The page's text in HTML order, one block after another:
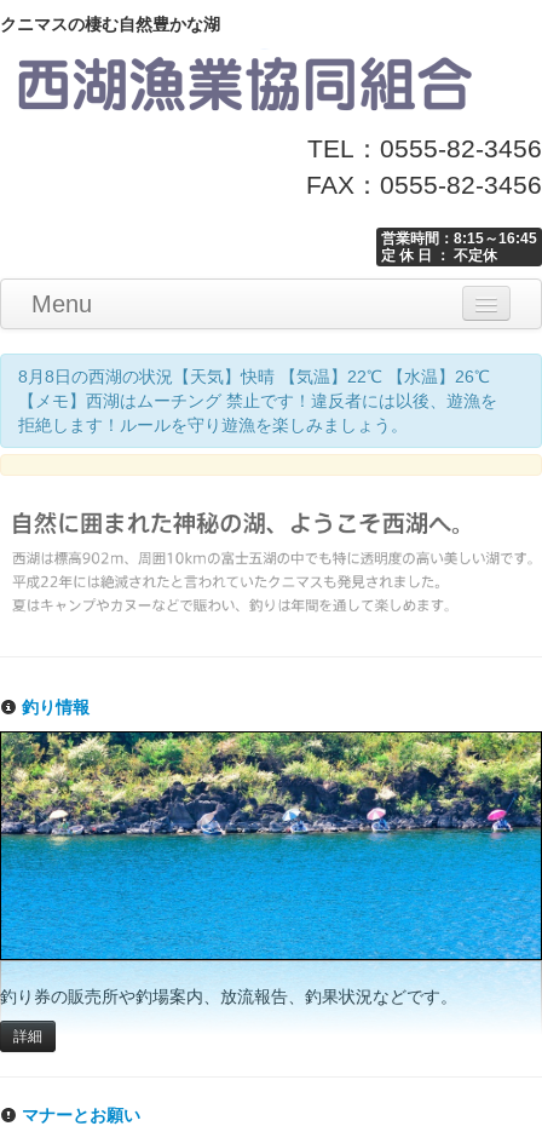
クニマスの棲む自然豊かな湖
TEL：0555-82-3456
FAX：0555-82-3456
営業時間：8:15～16:45
定 休 日 ： 不定休
Menu
Home
釣り情報
マナーとお願い
クニマス展示館
漁協からのお知らせ
お問い合わせ
8月8日の西湖の状況【天気】快晴 【気温】22℃ 【水温】26℃
【メモ】西湖はムーチング 禁止です！違反者には以後、遊漁を
拒絶します！ルールを守り遊漁を楽しみましょう。
釣り情報
釣り券の販売所や釣場案内、放流報告、釣果状況などです。
詳細
マナーとお願い